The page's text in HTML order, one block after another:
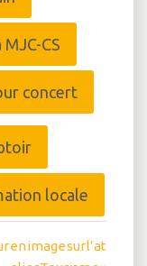
CS
concert
locale
en image sur l’at